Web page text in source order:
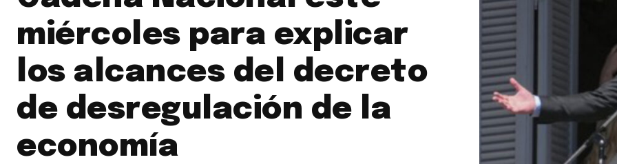
miércoles para explicar
los alcances del decreto
de desregulación de la
economía